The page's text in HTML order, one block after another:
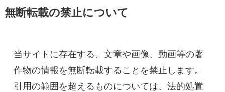
無断転載の禁止について
当サイトに存在する、文章や画像、動画等の著
作物の情報を無断転載することを禁止します。
引用の範囲を超えるものについては、法的処置